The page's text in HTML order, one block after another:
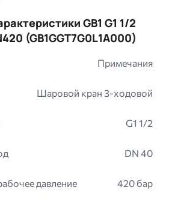
GB1 G1 1/2
(GB1GGT7G0L1A000)
Примечания
Шаровой кран 3-ходовой
G1 1/2
DN 40
давление 420 бар